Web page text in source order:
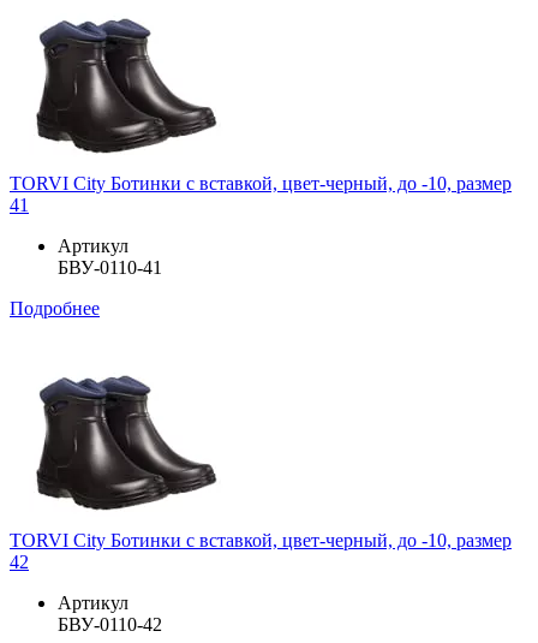
TORVI City Ботинки с вставкой, цвет-черный, до -10, размер
41
Артикул
БВУ-0110-41
Подробнее
TORVI City Ботинки с вставкой, цвет-черный, до -10, размер
42
Артикул
БВУ-0110-42